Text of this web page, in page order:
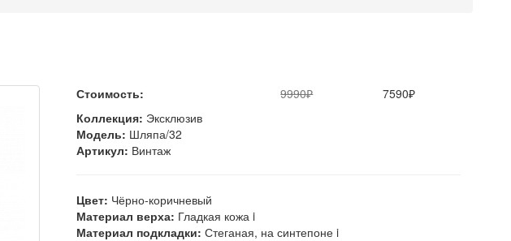
Стоимость: 9990₽
7590₽
Коллекция: Эксклюзив
Модель: Шляпа/32
Артикул: Винтаж
Цвет: Чёрно-коричневый
Материал верха: Гладкая кожа i
Материал подкладки: Стеганая, на синтепоне i